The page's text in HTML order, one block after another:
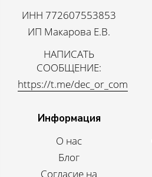
ИНН 772607553853
ИП Макарова Е.В.
НАПИСАТЬ
СООБЩЕНИЕ:
https://t.me/dec_or_com
Информация
О нас
Блог
Согласие на